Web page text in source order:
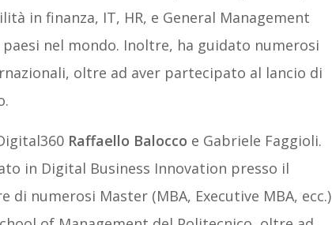
in finanza, IT, HR, e General Management
nel mondo. Inoltre, ha guidato numerosi
oltre ad aver partecipato al lancio di
Raffaello Balocco e Gabriele Faggioli.
in Digital Business Innovation presso il
numerosi Master (MBA, Executive MBA, ecc.)